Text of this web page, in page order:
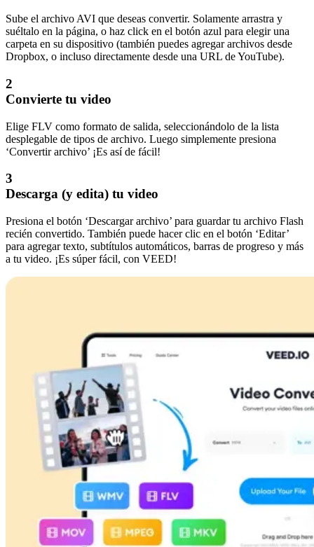
Sube el archivo AVI que deseas convertir. Solamente arrastra y
suéltalo en la página, o haz click en el botón azul para elegir una
carpeta en su dispositivo (también puedes agregar archivos desde
Dropbox, o incluso directamente desde una URL de YouTube).
2
Convierte tu video
Elige FLV como formato de salida, seleccionándolo de la lista
desplegable de tipos de archivo. Luego simplemente presiona
‘Convertir archivo’ ¡Es así de fácil!
3
Descarga (y edita) tu video
Presiona el botón ‘Descargar archivo’ para guardar tu archivo Flash
recién convertido. También puede hacer clic en el botón ‘Editar’
para agregar texto, subtítulos automáticos, barras de progreso y más
a tu video. ¡Es súper fácil, con VEED!